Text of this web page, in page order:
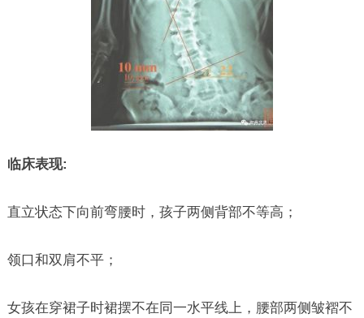
临床表现:
直立状态下向前弯腰时，孩子两侧背部不等高；
领口和双肩不平；
女孩在穿裙子时裙摆不在同一水平线上，腰部两侧皱褶不